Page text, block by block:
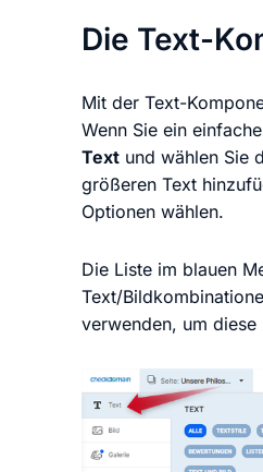
Die Text-
Mit der Text-
Wenn Sie ein
Text und wählen Sie
größeren Text
Optionen wählen.
Die Liste im blauen
Text/
verwenden, um diese